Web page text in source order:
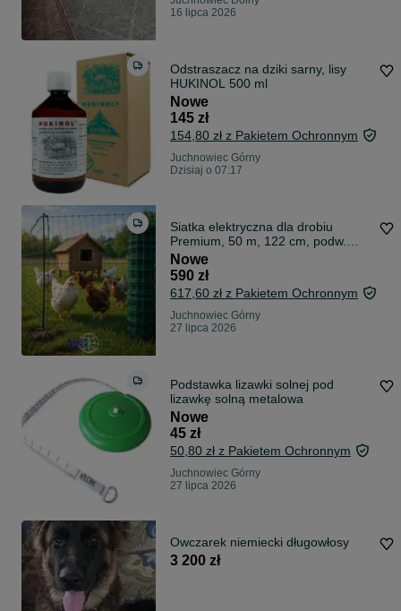
16 lipca 2026
Odstraszacz na dziki sarny, lisy
HUKINOL 500 ml
Nowe
145 zł
154,80 zł z Pakietem Ochronnym
Juchnowiec Górny
Dzisiaj o 07:17
Siatka elektryczna dla drobiu
Premium, 50 m, 122 cm, podw.
szpic
Nowe
590 zł
617,60 zł z Pakietem Ochronnym
Juchnowiec Górny
27 lipca 2026
Podstawka lizawki solnej pod
lizawkę solną metalowa
Nowe
45 zł
50,80 zł z Pakietem Ochronnym
Juchnowiec Górny
27 lipca 2026
Owczarek niemiecki długowłosy
3 200 zł